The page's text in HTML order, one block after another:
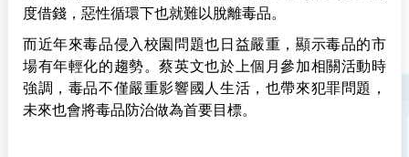
度借錢，惡性循環下也就難以脫離毒品。
而近年來毒品侵入校園問題也日益嚴重，顯示毒品的市
場有年輕化的趨勢。蔡英文也於上個月參加相關活動時
強調，毒品不僅嚴重影響國人生活，也帶來犯罪問題，
未來也會將毒品防治做為首要目標。